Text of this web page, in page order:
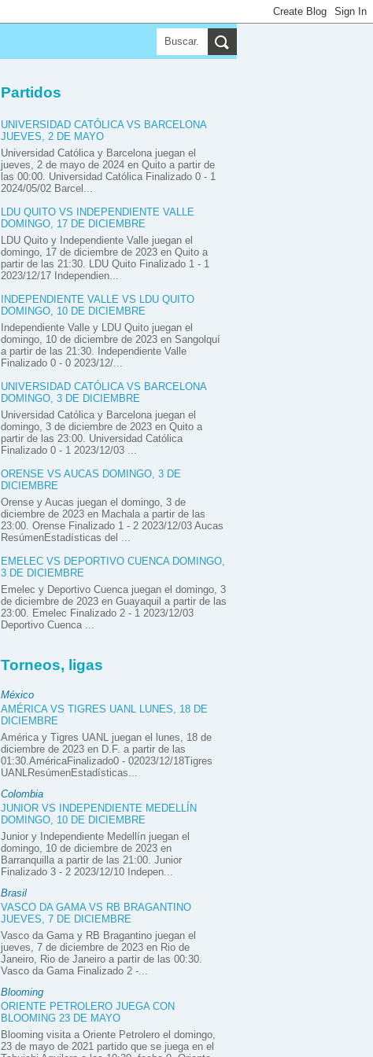
Partidos
UNIVERSIDAD CATÓLICA VS BARCELONA
JUEVES, 2 DE MAYO
Universidad Católica y Barcelona juegan el
jueves, 2 de mayo de 2024 en Quito a partir de
las 00:00. Universidad Católica Finalizado 0 - 1
2024/05/02 Barcel...
LDU QUITO VS INDEPENDIENTE VALLE
DOMINGO, 17 DE DICIEMBRE
LDU Quito y Independiente Valle juegan el
domingo, 17 de diciembre de 2023 en Quito a
partir de las 21:30. LDU Quito Finalizado 1 - 1
2023/12/17 Independien...
INDEPENDIENTE VALLE VS LDU QUITO
DOMINGO, 10 DE DICIEMBRE
Independiente Valle y LDU Quito juegan el
domingo, 10 de diciembre de 2023 en Sangolquí
a partir de las 21:30. Independiente Valle
Finalizado 0 - 0 2023/12/...
UNIVERSIDAD CATÓLICA VS BARCELONA
DOMINGO, 3 DE DICIEMBRE
Universidad Católica y Barcelona juegan el
domingo, 3 de diciembre de 2023 en Quito a
partir de las 23:00. Universidad Católica
Finalizado 0 - 1 2023/12/03 ...
ORENSE VS AUCAS DOMINGO, 3 DE
DICIEMBRE
Orense y Aucas juegan el domingo, 3 de
diciembre de 2023 en Machala a partir de las
23:00. Orense Finalizado 1 - 2 2023/12/03 Aucas
ResúmenEstadísticas del ...
EMELEC VS DEPORTIVO CUENCA DOMINGO,
3 DE DICIEMBRE
Emelec y Deportivo Cuenca juegan el domingo, 3
de diciembre de 2023 en Guayaquil a partir de las
23:00. Emelec Finalizado 2 - 1 2023/12/03
Deportivo Cuenca ...
Torneos, ligas
México
AMÉRICA VS TIGRES UANL LUNES, 18 DE
DICIEMBRE
América y Tigres UANL juegan el lunes, 18 de
diciembre de 2023 en D.F. a partir de las
01:30.AméricaFinalizado0 - 02023/12/18Tigres
UANLResúmenEstadísticas...
Colombia
JUNIOR VS INDEPENDIENTE MEDELLÍN
DOMINGO, 10 DE DICIEMBRE
Junior y Independiente Medellín juegan el
domingo, 10 de diciembre de 2023 en
Barranquilla a partir de las 21:00. Junior
Finalizado 3 - 2 2023/12/10 Indepen...
Brasil
VASCO DA GAMA VS RB BRAGANTINO
JUEVES, 7 DE DICIEMBRE
Vasco da Gama y RB Bragantino juegan el
jueves, 7 de diciembre de 2023 en Rio de
Janeiro, Rio de Janeiro a partir de las 00:30.
Vasco da Gama Finalizado 2 -...
Blooming
ORIENTE PETROLERO JUEGA CON
BLOOMING 23 DE MAYO
Blooming visita a Oriente Petrolero el domingo,
23 de mayo de 2021 partido que se juega en el